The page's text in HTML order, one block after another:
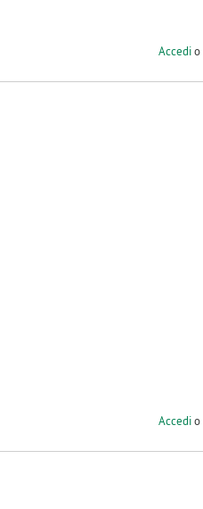
Accedio
Accedio